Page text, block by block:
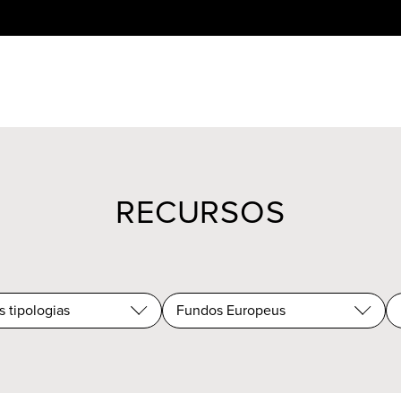
RECURSOS
tipologias Fundos Europeus